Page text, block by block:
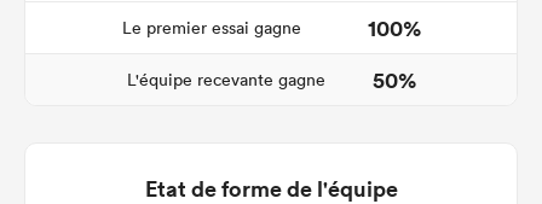
Le premier essai gagne 100%
L'équipe recevante gagne 50%
Etat de forme de l'équipe